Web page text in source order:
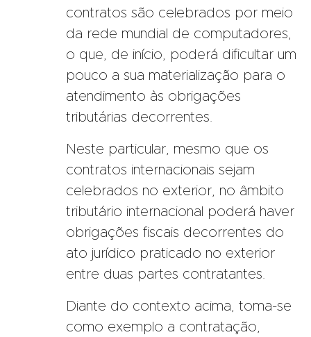
contratos são celebrados por meio
da rede mundial de computadores,
o que, de início, poderá dificultar um
pouco a sua materialização para o
atendimento às obrigações
tributárias decorrentes.
Neste particular, mesmo que os
contratos internacionais sejam
celebrados no exterior, no âmbito
tributário internacional poderá haver
obrigações fiscais decorrentes do
ato jurídico praticado no exterior
entre duas partes contratantes.
Diante do contexto acima, toma-se
como exemplo a contratação,